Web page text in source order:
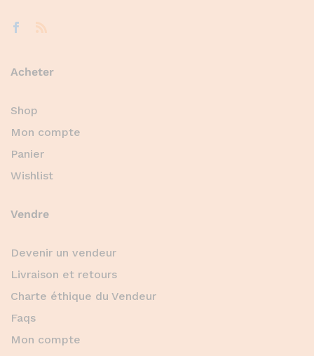
Acheter
Shop
Mon compte
Panier
Wishlist
Vendre
Devenir un vendeur
Livraison et retours
Charte éthique du Vendeur
Faqs
Mon compte